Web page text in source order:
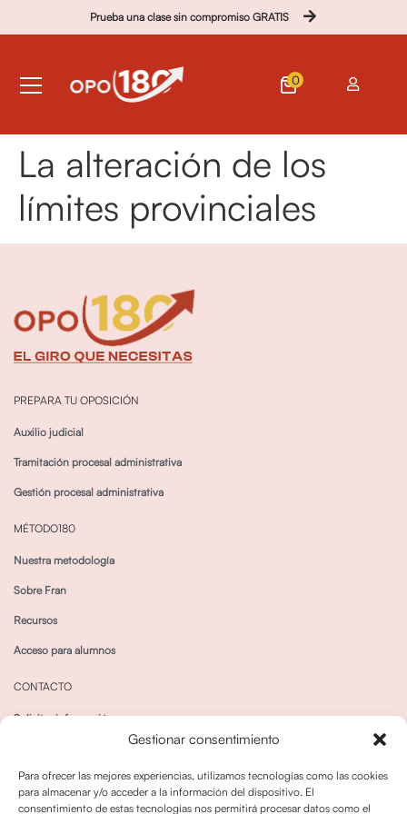
Gestionar consentimiento
Para ofrecer las mejores experiencias, utilizamos tecnologías como las cookies
para almacenar y/o acceder a la información del dispositivo. El
consentimiento de estas tecnologías nos permitirá procesar datos como el
Prueba una clase sin compromiso GRATIS
0
La alteración de los
límites provinciales
PREPARA TU OPOSICIÓN
Auxilio judicial
Tramitación procesal administrativa
Gestión procesal administrativa
MÉTODO180
Nuestra metodología
Sobre Fran
Recursos
Acceso para alumnos
CONTACTO
Solicitar información